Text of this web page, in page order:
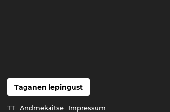
Taganen lepingust
TT Andmekaitse Impressum